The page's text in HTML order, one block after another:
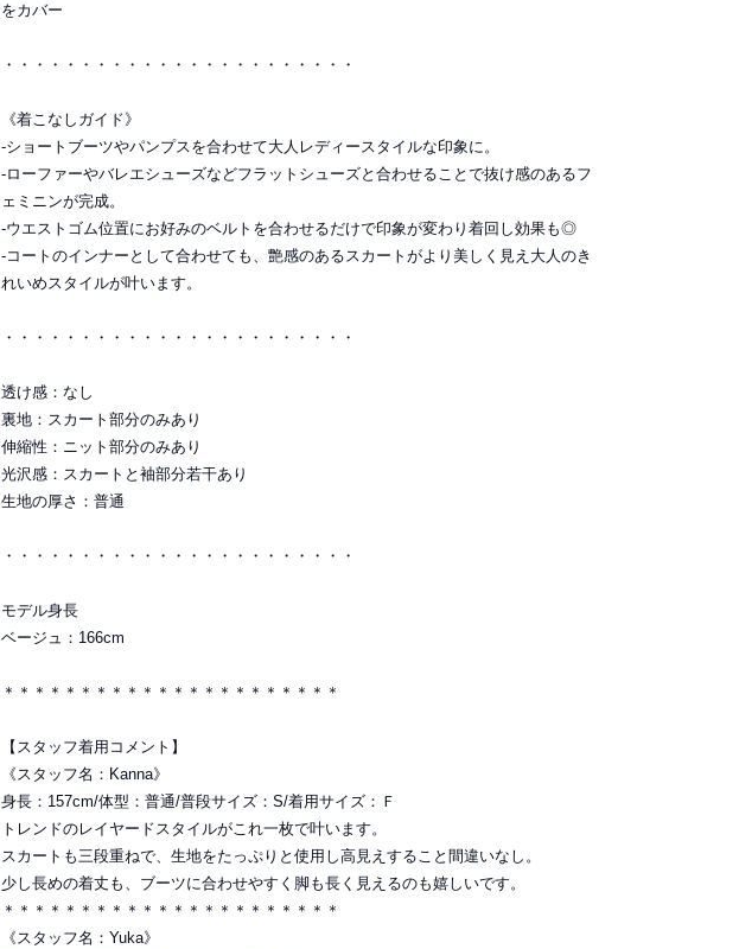
をカバー
・・・・・・・・・・・・・・・・・・・・・・・
《着こなしガイド》
-ショートブーツやパンプスを合わせて大人レディースタイルな印象に。
-ローファーやバレエシューズなどフラットシューズと合わせることで抜け感のあるフ
ェミニンが完成。
-ウエストゴム位置にお好みのベルトを合わせるだけで印象が変わり着回し効果も◎
-コートのインナーとして合わせても、艶感のあるスカートがより美しく見え大人のき
れいめスタイルが叶います。
・・・・・・・・・・・・・・・・・・・・・・・
透け感：なし
裏地：スカート部分のみあり
伸縮性：ニット部分のみあり
光沢感：スカートと袖部分若干あり
生地の厚さ：普通
・・・・・・・・・・・・・・・・・・・・・・・
モデル身長
ベージュ：166cm
＊＊＊＊＊＊＊＊＊＊＊＊＊＊＊＊＊＊＊＊＊＊
【スタッフ着用コメント】
《スタッフ名：Kanna》
身長：157cm/体型：普通/普段サイズ：S/着用サイズ：Ｆ
トレンドのレイヤードスタイルがこれ一枚で叶います。
スカートも三段重ねで、生地をたっぷりと使用し高見えすること間違いなし。
少し長めの着丈も、ブーツに合わせやすく脚も長く見えるのも嬉しいです。
＊＊＊＊＊＊＊＊＊＊＊＊＊＊＊＊＊＊＊＊＊＊
《スタッフ名：Yuka》